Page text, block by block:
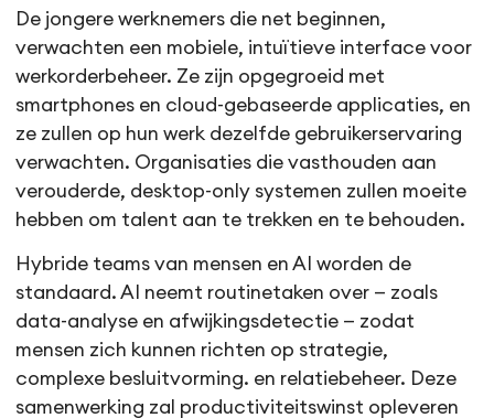
De jongere werknemers die net beginnen,
verwachten een mobiele, intuïtieve interface voor
werkorderbeheer. Ze zijn opgegroeid met
smartphones en cloud-gebaseerde applicaties, en
ze zullen op hun werk dezelfde gebruikerservaring
verwachten. Organisaties die vasthouden aan
verouderde, desktop-only systemen zullen moeite
hebben om talent aan te trekken en te behouden.
Hybride teams van mensen en AI worden de
standaard. AI neemt routinetaken over — zoals
data-analyse en afwijkingsdetectie — zodat
mensen zich kunnen richten op strategie,
complexe besluitvorming. en relatiebeheer. Deze
samenwerking zal productiviteitswinst opleveren